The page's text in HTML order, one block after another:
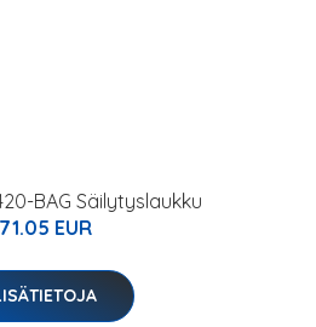
BAG Säilytyslaukku
71.05 EUR